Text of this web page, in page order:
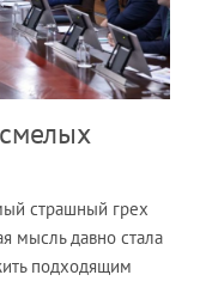
страшный грех
мысль давно стала
подходящим